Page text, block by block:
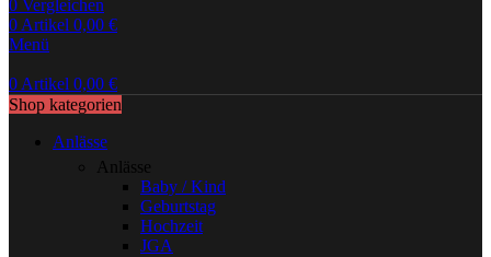
0 Vergleichen
0Artikel 0,00 €
Menü
0Artikel 0,00 €
Shop kategorien
Anlässe
Anlässe
Baby / Kind
Geburtstag
Hochzeit
JGA